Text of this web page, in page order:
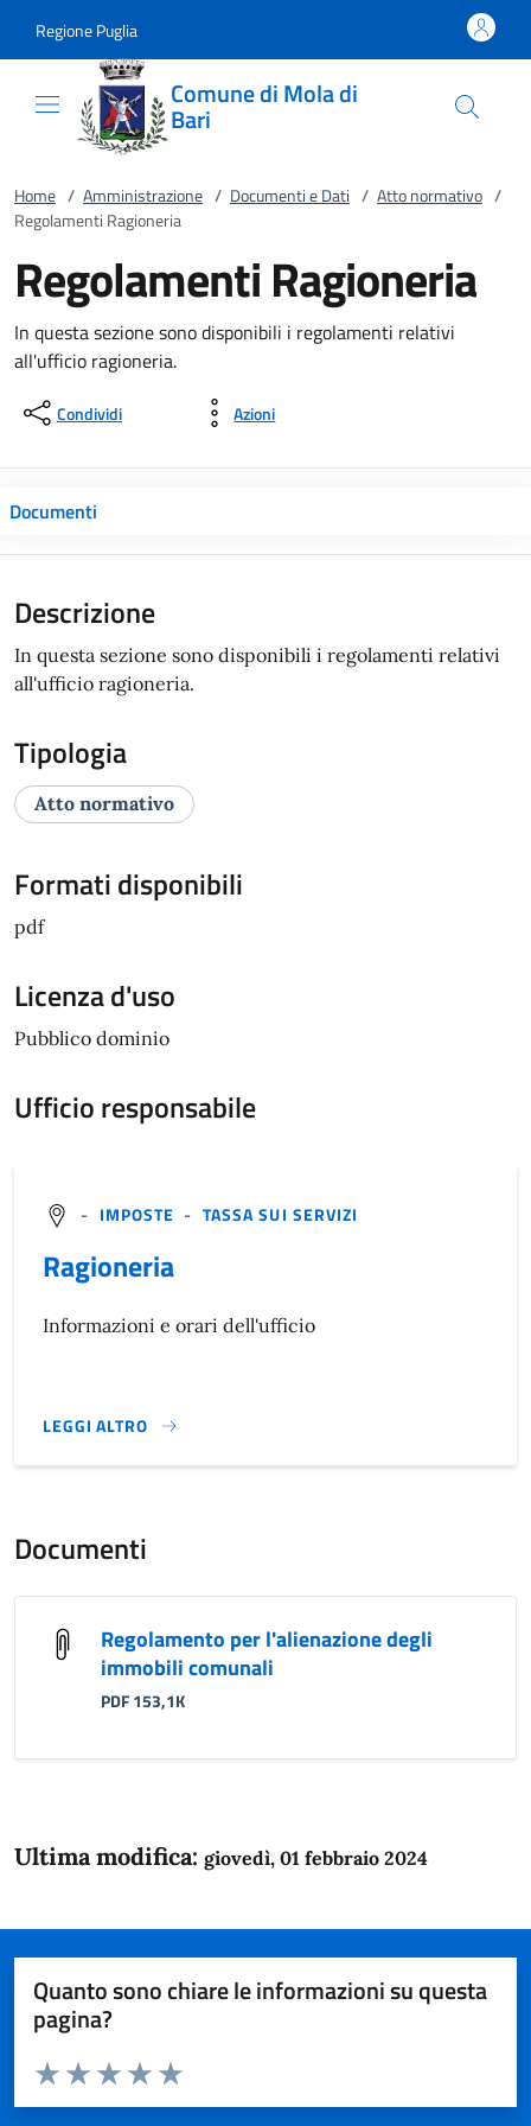
Regione Puglia
Comune di Mola di
Bari
Home / Amministrazione / Documenti e Dati / Atto normativo /
Regolamenti Ragioneria
Regolamenti Ragioneria
In questa sezione sono disponibili i regolamenti relativi
all'ufficio ragioneria.
Condividi Azioni
Documenti
Descrizione
In questa sezione sono disponibili i regolamenti relativi
all'ufficio ragioneria.
Tipologia
Atto normativo
Formati disponibili
pdf
Licenza d'uso
Pubblico dominio
Ufficio responsabile
- IMPOSTE - TASSA SUI SERVIZI
Ragioneria
Informazioni e orari dell'ufficio
LEGGI ALTRO
}
Documenti
Regolamento per l'alienazione degli
immobili comunali
PDF 153,1K
Ultima modifica: giovedì, 01 febbraio 2024
Quanto sono chiare le informazioni su questa
pagina?
Domanda
Valuta da 1 a 5 stelle la pagina
Valuta 5 stelle su 5
Valuta 4 stelle su 5
Valuta 3 stelle su 5
Valuta 2 stelle su 5
Valuta 1 stelle su 5